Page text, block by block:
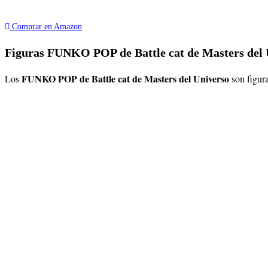
Comprar en Amazon
Figuras FUNKO POP de Battle cat de Masters del
LosFUNKO POP deBattle catde Masters del Universoson